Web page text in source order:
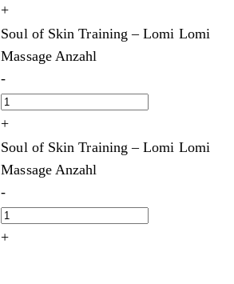
+
Soul of Skin Training – Lomi Lomi
Massage Anzahl
-
+
Soul of Skin Training – Lomi Lomi
Massage Anzahl
-
+